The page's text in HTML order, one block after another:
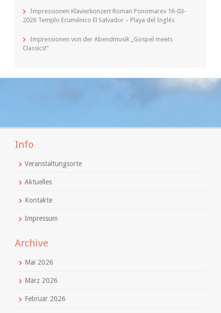
Impressionen Klavierkonzert Roman Ponomarev 16-03-
2026 Templo Ecuménico El Salvador – Playa del Inglés
Impressionen von der Abendmusik „Gospel meets
Classics!“
Info
Veranstaltungsorte
Aktuelles
Kontakte
Impressum
Archive
Mai 2026
März 2026
Februar 2026